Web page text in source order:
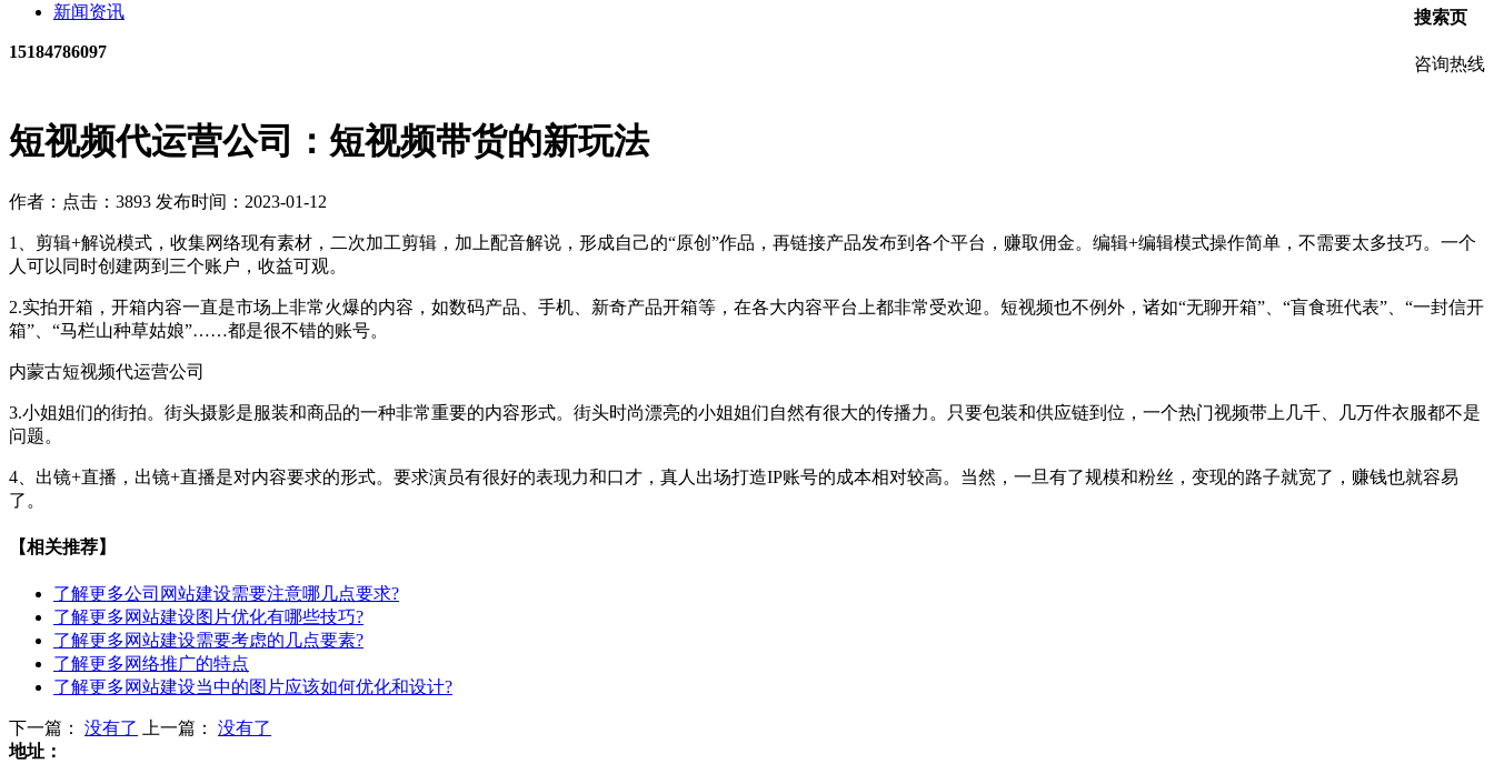
搜索页
咨询热线
短视频代运营公司：短视频带货的新玩法
作者： 点击：3893 发布时间：2023-01-12
1、剪辑+解说模式，收集网络现有素材，二次加工剪辑，加上配音解说，形成自己的“原创”作品，再链接产品发布到各个平台，赚取佣金。编辑+编辑模式操作简单，不需要太多技巧。一个
人可以同时创建两到三个账户，收益可观。
2.实拍开箱，开箱内容一直是市场上非常火爆的内容，如数码产品、手机、新奇产品开箱等，在各大内容平台上都非常受欢迎。短视频也不例外，诸如“无聊开箱”、“盲食班代表”、“一封信开
箱”、“马栏山种草姑娘”……都是很不错的账号。
内蒙古短视频代运营公司
3.小姐姐们的街拍。街头摄影是服装和商品的一种非常重要的内容形式。街头时尚漂亮的小姐姐们自然有很大的传播力。只要包装和供应链到位，一个热门视频带上几千、几万件衣服都不是
问题。
4、出镜+直播，出镜+直播是对内容要求的形式。要求演员有很好的表现力和口才，真人出场打造IP账号的成本相对较高。当然，一旦有了规模和粉丝，变现的路子就宽了，赚钱也就容易
了。
【相关推荐】
了解更多公司网站建设需要注意哪几点要求?
了解更多网站建设图片优化有哪些技巧?
了解更多网站建设需要考虑的几点要素?
了解更多网络推广的特点
了解更多网站建设当中的图片应该如何优化和设计?
下一篇： 没有了 上一篇： 没有了
新闻资讯
15184786097
地址：